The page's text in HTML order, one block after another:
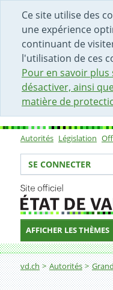
Ce site utilise des
une expérience
continuant de
l'utilisation de ces
Pour en savoir
désactiver, ainsi
matière de
DÉBUT DU
ACCÈS AU CHAMP
PAGE D'ACCUEIL
FORMULAIRE DE
Sous-
Autorités Législation
Votre
SE CONNECTER
AFFICHER LES THÈMES
Fil d'Ariane
vd.ch Autorités